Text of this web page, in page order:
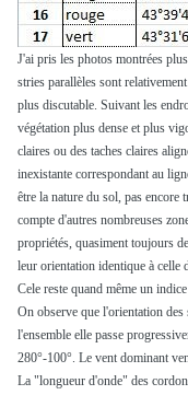
J'ai pris les photos montrées
stries parallèles sont
plus discutable. Suivant les
végétation plus dense et plus
claires ou des taches claires
inexistante correspondant au
être la nature du sol, pas encore
compte d'autres nombreuses
propriétés, quasiment toujours
leur orientation identique à celle
Cele reste quand même un
On observe que l'orientation des
l'ensemble elle passe
280°-100°. Le vent dominant
La "longueur d'onde" des